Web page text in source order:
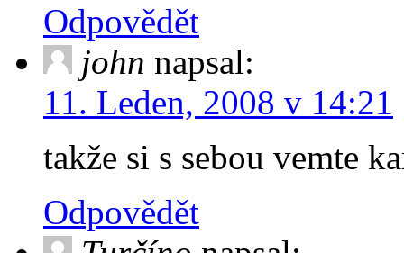
Odpovědět
john napsal:
11. Leden, 2008 v 14:21
takže si s sebou vemte
Odpovědět